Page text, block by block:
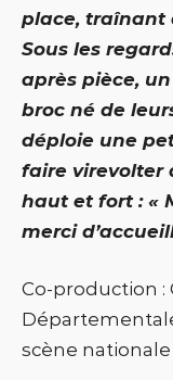
place, traînant
Sous les
après pièce,
broc né de
déploie une
faire virevolter
haut et fort : «
merci
Co-production :
scène